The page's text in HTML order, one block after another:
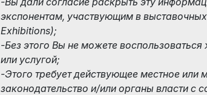
экспонентам, участвующим в
Exhibitions);
-Без этого Вы не можете
или услугой;
-Этого требует действующее местное или
законодательство и/или органы власти с